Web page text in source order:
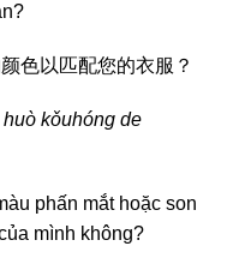
色以匹配您的衣服？
kǒuhóng de
phấn mắt hoặc son
mình không?